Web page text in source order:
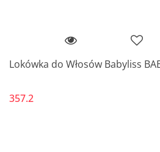
Lokówka do Włosów Babyliss
357.2